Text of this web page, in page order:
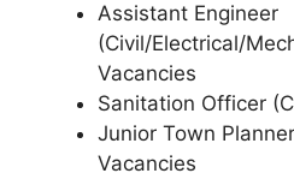
​Assistant Engineer
(Civil/Electrical/
Vacancies
​Sanitation Officer
​Junior Town
Vacancies